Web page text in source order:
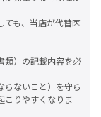
ても、当店が代替医
類）の記載内容を必
らないこと）を守ら
こりやすくなりま